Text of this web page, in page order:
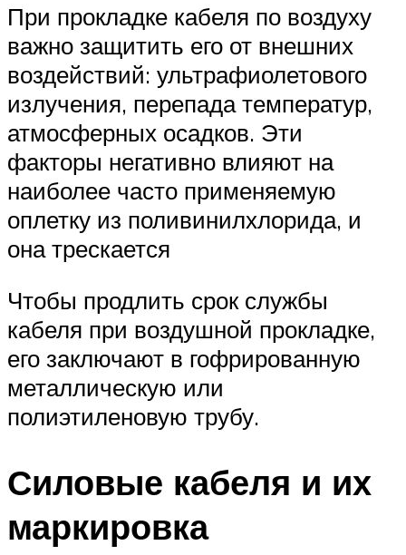
При прокладке кабеля по воздуху
важно защитить его от внешних
воздействий: ультрафиолетового
излучения, перепада температур,
атмосферных осадков. Эти
факторы негативно влияют на
наиболее часто применяемую
оплетку из поливинилхлорида, и
она трескается
Чтобы продлить срок службы
кабеля при воздушной прокладке,
его заключают в гофрированную
металлическую или
полиэтиленовую трубу.
Силовые кабеля и их
маркировка